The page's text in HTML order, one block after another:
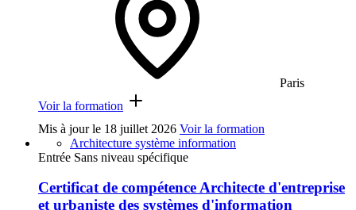
Paris
Voir la formation
Mis à jour le 18 juillet 2026 Voir la formation
Architecture système information
Entrée Sans niveau spécifique
Certificat de compétence Architecte d'entreprise
et urbaniste des systèmes d'information